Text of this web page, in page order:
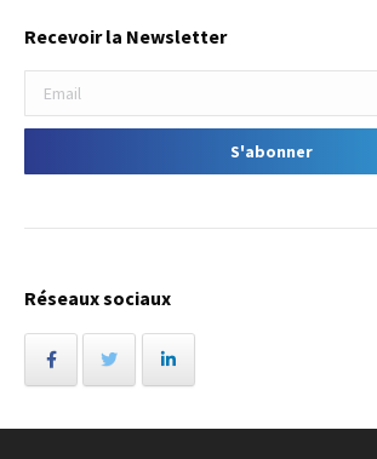
Recevoir la Newsletter
Réseaux sociaux